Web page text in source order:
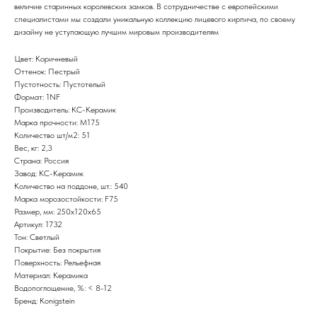
величие старинных королевских замков. В сотрудничестве с европейскими
специалистами мы создали уникальную коллекцию лицевого кирпича, по своему
дизайну не уступающую лучшим мировым производителям
Цвет: Коричневый
Оттенок: Пестрый
Пустотность: Пустотелый
Формат: 1NF
Производитель: КС-Керамик
Марка прочности: M175
Количество шт/м2: 51
Вес, кг: 2,3
Страна: Россия
Завод: КС-Керамик
Количество на поддоне, шт.: 540
Марка морозостойкости: F75
Размер, мм: 250х120х65
Артикул: 1732
Тон: Светлый
Покрытие: Без покрытия
Поверхность: Рельефная
Материал: Керамика
Водопоглощение, %: < 8-12
Бренд: Konigstein